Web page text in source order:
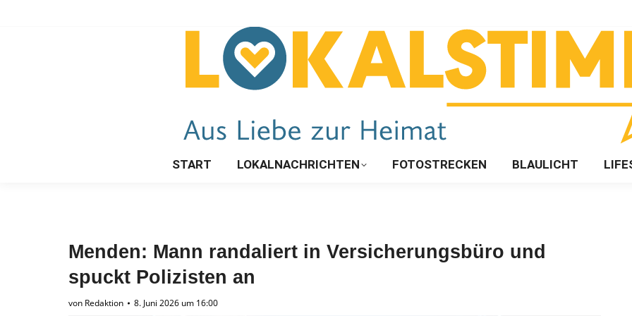
START LOKALNACHRICHTEN FOTOSTRECKEN BLAULICHT
Menden: Mann randaliert in Versicherungsbüro und
spuckt Polizisten an
von Redaktion 8. Juni 2026 um 16:00